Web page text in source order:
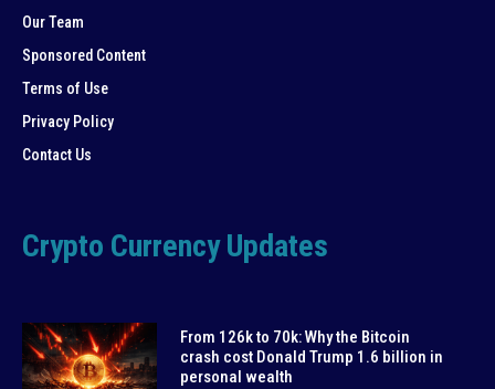
Our Team
Sponsored Content
Terms of Use
Privacy Policy
Contact Us
Crypto Currency Updates
From 126k to 70k: Why the Bitcoin
crash cost Donald Trump 1.6 billion in
personal wealth